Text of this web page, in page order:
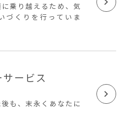
乗り越えるため、気
づくりを行っていま
ービス
も、末永くあなたに